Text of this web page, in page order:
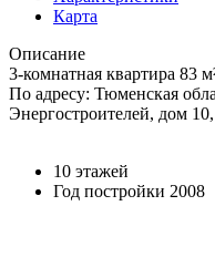
Карта
Описание
3-комнатная квартира 83
По адресу: Тюменская
Энергостроителей, дом
10 этажей
Год постройки 2008